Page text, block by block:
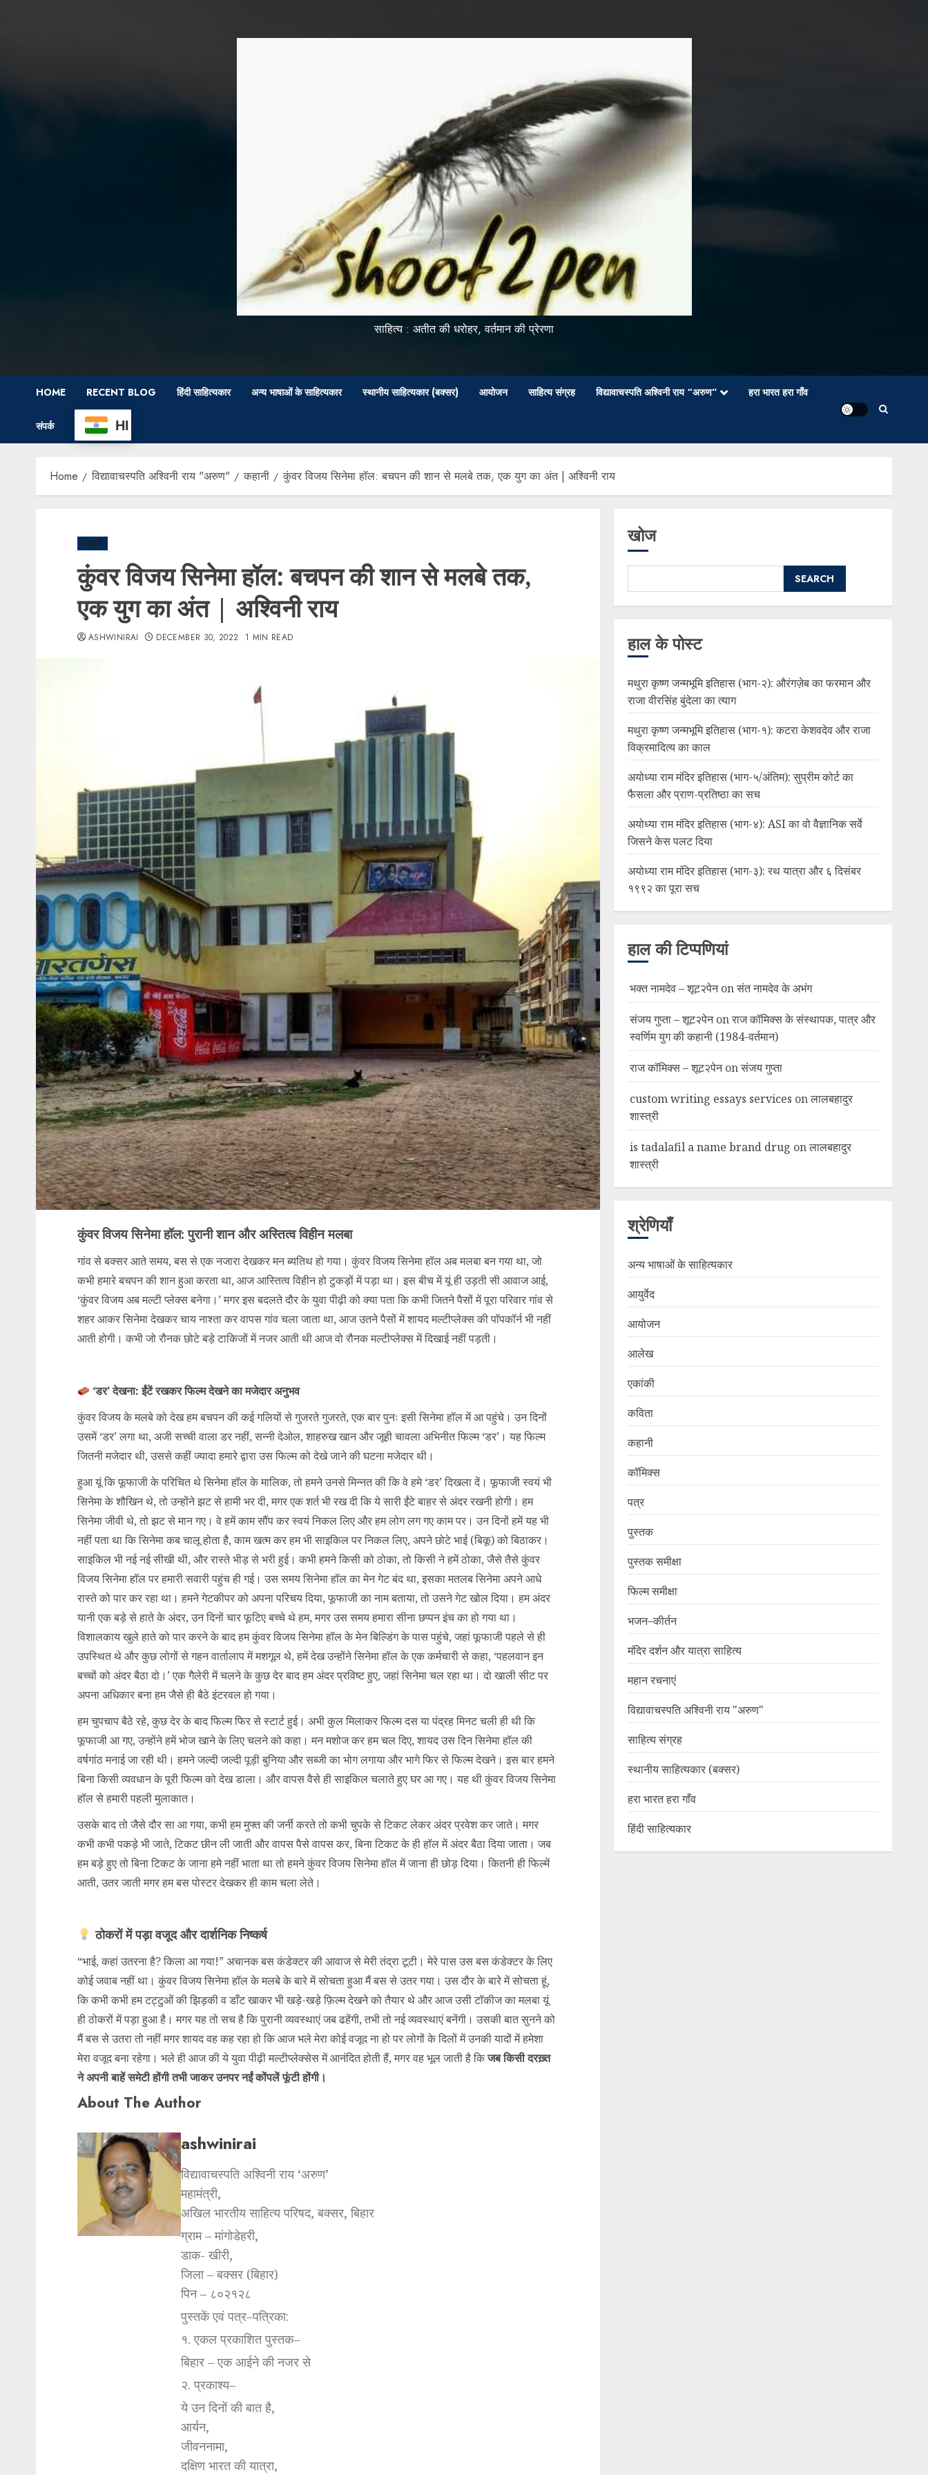
साहित्य : अतीत की धरोहर, वर्तमान की प्रेरणा
HOME RECENT BLOG हिंदी साहित्यकार अन्य भाषाओं के साहित्यकार स्थानीय साहित्यकार (बक्सर) आयोजन साहित्य संग्रह विद्यावाचस्पति अश्विनी राय “अरुण” हरा भारत हरा गाँव
संपर्क HI
Home विद्यावाचस्पति अश्विनी राय "अरुण" कहानी कुंवर विजय सिनेमा हॉल: बचपन की शान से मलबे तक, एक युग का अंत | अश्विनी राय
कहानी
कुंवर विजय सिनेमा हॉल: बचपन की शान से मलबे तक,
एक युग का अंत | अश्विनी राय
ASHWINIRAI DECEMBER 30, 2022 1 MIN READ
कुंवर विजय सिनेमा हॉल: पुरानी शान और अस्तित्व विहीन मलबा
गांव से बक्सर आते समय, बस से एक नजारा देखकर मन ब्यतिथ हो गया। कुंवर विजय सिनेमा हॉल अब मलबा बन गया था, जो
कभी हमारे बचपन की शान हुआ करता था, आज आस्तित्व विहीन हो टुकड़ों में पड़ा था। इस बीच में यूं ही उड़ती सी आवाज आई,
‘कुंवर विजय अब मल्टी प्लेक्स बनेगा।’ मगर इस बदलते दौर के युवा पीढ़ी को क्या पता कि कभी जितने पैसों में पूरा परिवार गांव से
शहर आकर सिनेमा देखकर चाय नाश्ता कर वापस गांव चला जाता था, आज उतने पैसों में शायद मल्टीप्लेक्स की पॉपकॉर्न भी नहीं
आती होगी। कभी जो रौनक छोटे बड़े टाकिजों में नजर आती थी आज वो रौनक मल्टीप्लेक्स में दिखाई नहीं पड़ती।
‘डर’ देखना: ईंटें रखकर फिल्म देखने का मजेदार अनुभव
कुंवर विजय के मलबे को देख हम बचपन की कई गलियों से गुजरते गुजरते, एक बार पुनः इसी सिनेमा हॉल में आ पहुंचे। उन दिनों
उसमें ‘डर’ लगा था, अजी सच्ची वाला डर नहीं, सन्नी देओल, शाहरुख खान और जूही चावला अभिनीत फिल्म ‘डर’। यह फिल्म
जितनी मजेदार थी, उससे कहीं ज्यादा हमारे द्वारा उस फिल्म को देखे जाने की घटना मजेदार थी।
हुआ यूं कि फूफाजी के परिचित थे सिनेमा हॉल के मालिक, तो हमने उनसे मिन्नत की कि वे हमे ‘डर’ दिखला दें। फूफाजी स्वयं भी
सिनेमा के शौखिन थे, तो उन्होंने झट से हामी भर दी, मगर एक शर्त भी रख दी कि ये सारी ईंटे बाहर से अंदर रखनी होगी। हम
सिनेमा जीवी थे, तो झट से मान गए। वे हमें काम सौंप कर स्वयं निकल लिए और हम लोग लग गए काम पर। उन दिनों हमें यह भी
नहीं पता था कि सिनेमा कब चालू होता है, काम खत्म कर हम भी साइकिल पर निकल लिए, अपने छोटे भाई (बिकू) को बिठाकर।
साइकिल भी नई नई सीखी थी, और रास्ते भीड़ से भरी हुई। कभी हमने किसी को ठोका, तो किसी ने हमें ठोका, जैसे तैसे कुंवर
विजय सिनेमा हॉल पर हमारी सवारी पहुंच ही गई। उस समय सिनेमा हॉल का मेन गेट बंद था, इसका मतलब सिनेमा अपने आधे
रास्ते को पार कर रहा था। हमने गेटकीपर को अपना परिचय दिया, फूफाजी का नाम बताया, तो उसने गेट खोल दिया। हम अंदर
यानी एक बड़े से हाते के अंदर, उन दिनों चार फूटिए बच्चे थे हम, मगर उस समय हमारा सीना छप्पन इंच का हो गया था।
विशालकाय खुले हाते को पार करने के बाद हम कुंवर विजय सिनेमा हॉल के मेन बिल्डिंग के पास पहुंचे, जहां फूफाजी पहले से ही
उपस्थित थे और कुछ लोगों से गहन वार्तालाप में मशगूल थे, हमें देख उन्होंने सिनेमा हॉल के एक कर्मचारी से कहा, ‘पहलवान इन
बच्चों को अंदर बैठा दो।’ एक गैलेरी में चलने के कुछ देर बाद हम अंदर प्रविष्ट हुए, जहां सिनेमा चल रहा था। दो खाली सीट पर
अपना अधिकार बना हम जैसे ही बैठे इंटरवल हो गया।
हम चुपचाप बैठे रहे, कुछ देर के बाद फिल्म फिर से स्टार्ट हुई। अभी कुल मिलाकर फिल्म दस या पंद्रह मिनट चली ही थी कि
फूफाजी आ गए, उन्होंने हमें भोज खाने के लिए चलने को कहा। मन मशोज कर हम चल दिए, शायद उस दिन सिनेमा हॉल की
वर्षगांठ मनाई जा रही थी। हमने जल्दी जल्दी पूड़ी बुनिया और सब्जी का भोग लगाया और भागे फिर से फिल्म देखने। इस बार हमने
बिना किसी व्यवधान के पूरी फिल्म को देख डाला। और वापस वैसे ही साइकिल चलाते हुए घर आ गए। यह थी कुंवर विजय सिनेमा
हॉल से हमारी पहली मुलाकात।
उसके बाद तो जैसे दौर सा आ गया, कभी हम मुफ्त की जर्नी करते तो कभी चुपके से टिकट लेकर अंदर प्रवेश कर जाते। मगर
कभी कभी पकड़े भी जाते, टिकट छीन ली जाती और वापस पैसे वापस कर, बिना टिकट के ही हॉल में अंदर बैठा दिया जाता। जब
हम बड़े हुए तो बिना टिकट के जाना हमे नहीं भाता था तो हमने कुंवर विजय सिनेमा हॉल में जाना ही छोड़ दिया। कितनी ही फिल्में
आती, उतर जाती मगर हम बस पोस्टर देखकर ही काम चला लेते।
ठोकरों में पड़ा वजूद और दार्शनिक निष्कर्ष
“भाई, कहां उतरना है? किला आ गया!” अचानक बस कंडेक्टर की आवाज से मेरी तंद्रा टूटी। मेरे पास उस बस कंडेक्टर के लिए
कोई जवाब नहीं था। कुंवर विजय सिनेमा हॉल के मलबे के बारे में सोचता हुआ मैं बस से उतर गया। उस दौर के बारे में सोचता हूं,
कि कभी कभी हम टट्टुओं की झिड़की व डाँट खाकर भी खड़े-खड़े फ़िल्म देखने को तैयार थे और आज उसी टॉकीज का मलबा यूं
ही ठोकरों में पड़ा हुआ है। मगर यह तो सच है कि पुरानी व्यवस्थाएं जब ढहेंगी, तभी तो नई व्यवस्थाएं बनेंगी। उसकी बात सुनने को
मैं बस से उतरा तो नहीं मगर शायद वह कह रहा हो कि आज भले मेरा कोई वजूद ना हो पर लोगों के दिलों में उनकी यादों में हमेशा
मेरा वजूद बना रहेगा। भले ही आज की ये युवा पीढ़ी मल्टीप्लेक्सेस में आनंदित होती हैं, मगर वह भूल जाती है किजब किसी दरख़्त
ने अपनी बाहें समेटी होंगी तभी जाकर उनपर नईं कोंपलें फूंटी होंगी।
About The Author
ashwinirai
विद्यावाचस्पति अश्विनी राय ‘अरुण’
महामंत्री,
अखिल भारतीय साहित्य परिषद, बक्सर, बिहार
ग्राम – मांगोडेहरी,
डाक- खीरी,
जिला – बक्सर (बिहार)
पिन – ८०२१२८
पुस्तकें एवं पत्र–पत्रिका:
१. एकल प्रकाशित पुस्तक–
बिहार – एक आईने की नजर से
२. प्रकाश्य–
ये उन दिनों की बात है,
आर्यन,
जीवननामा,
दक्षिण भारत की यात्रा,
खोज
SEARCH
हाल के पोस्ट
मथुरा कृष्ण जन्मभूमि इतिहास (भाग-२): औरंगज़ेब का फरमान और
राजा वीरसिंह बुंदेला का त्याग
मथुरा कृष्ण जन्मभूमि इतिहास (भाग-१): कटरा केशवदेव और राजा
विक्रमादित्य का काल
अयोध्या राम मंदिर इतिहास (भाग-५/अंतिम): सुप्रीम कोर्ट का
फैसला और प्राण-प्रतिष्ठा का सच
अयोध्या राम मंदिर इतिहास (भाग-४): ASI का वो वैज्ञानिक सर्वे
जिसने केस पलट दिया
अयोध्या राम मंदिर इतिहास (भाग-३): रथ यात्रा और ६ दिसंबर
१९९२ का पूरा सच
हाल की टिप्पणियां
भक्त नामदेव – शूट२पेनonसंत नामदेव के अभंग
संजय गुप्ता – शूट२पेनonराज कॉमिक्स के संस्थापक, पात्र और
स्वर्णिम युग की कहानी (1984-वर्तमान)
राज कॉमिक्स – शूट२पेनonसंजय गुप्ता
custom writing essays services onलालबहादुर
शास्त्री
is tadalafil a name brand drug onलालबहादुर
शास्त्री
श्रेणियाँ
अन्य भाषाओं के साहित्यकार
आयुर्वेद
आयोजन
आलेख
एकांकी
कविता
कहानी
कॉमिक्स
पत्र
पुस्तक
पुस्तक समीक्षा
फिल्म समीक्षा
भजन–कीर्तन
मंदिर दर्शन और यात्रा साहित्य
महान रचनाएं
विद्यावाचस्पति अश्विनी राय "अरुण"
साहित्य संग्रह
स्थानीय साहित्यकार (बक्सर)
हरा भारत हरा गाँव
हिंदी साहित्यकार